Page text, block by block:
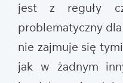
jest z reguły
problematyczny
nie zajmuje się
jak w żadnym